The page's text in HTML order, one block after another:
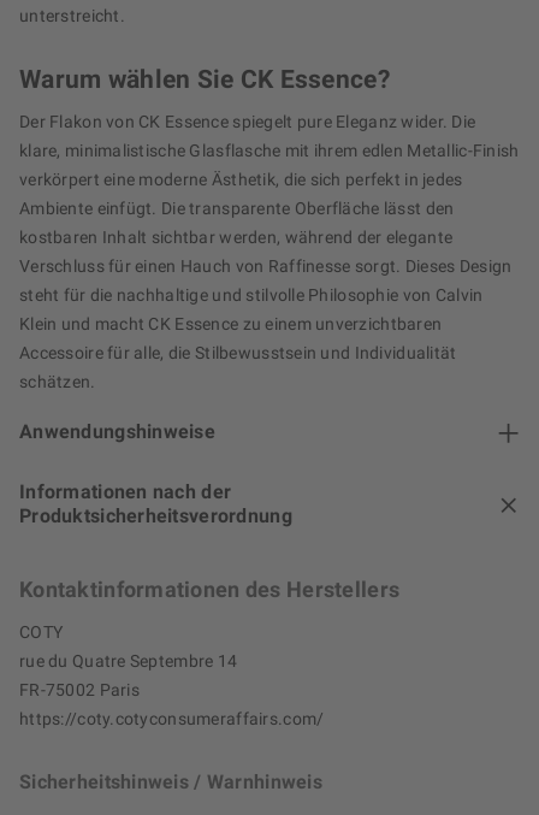
unterstreicht.
Warum wählen Sie CK Essence?
Der Flakon von CK Essence spiegelt pure Eleganz wider. Die
klare, minimalistische Glasflasche mit ihrem edlen Metallic-Finish
verkörpert eine moderne Ästhetik, die sich perfekt in jedes
Ambiente einfügt. Die transparente Oberfläche lässt den
kostbaren Inhalt sichtbar werden, während der elegante
Verschluss für einen Hauch von Raffinesse sorgt. Dieses Design
steht für die nachhaltige und stilvolle Philosophie von Calvin
Klein und macht CK Essence zu einem unverzichtbaren
Accessoire für alle, die Stilbewusstsein und Individualität
schätzen.
Anwendungshinweise
Informationen nach der
Produktsicherheitsverordnung
Kontaktinformationen des Herstellers
COTY
rue du Quatre Septembre 14
FR-75002 Paris
https://coty.cotyconsumeraffairs.com/
Sicherheitshinweis / Warnhinweis